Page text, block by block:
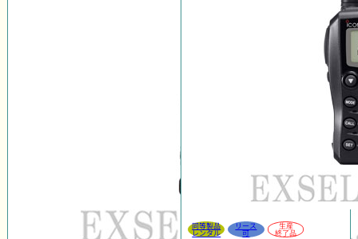
同等製品
レンタル
リース
可
生産
終了品